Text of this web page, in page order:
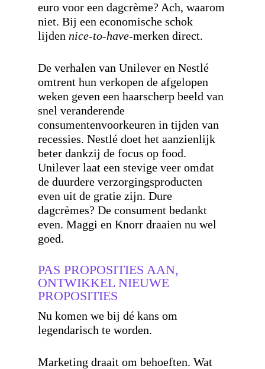
euro voor een dagcrème? Ach, waarom
niet. Bij een economische schok
lijden nice-to-have-merken direct.
De verhalen van Unilever en Nestlé
omtrent hun verkopen de afgelopen
weken geven een haarscherp beeld van
snel veranderende
consumentenvoorkeuren in tijden van
recessies. Nestlé doet het aanzienlijk
beter dankzij de focus op food.
Unilever laat een stevige veer omdat
de duurdere verzorgingsproducten
even uit de gratie zijn. Dure
dagcrèmes? De consument bedankt
even. Maggi en Knorr draaien nu wel
goed.
PAS PROPOSITIES AAN,
ONTWIKKEL NIEUWE
PROPOSITIES
Nu komen we bij dé kans om
legendarisch te worden.
Marketing draait om behoeften. Wat